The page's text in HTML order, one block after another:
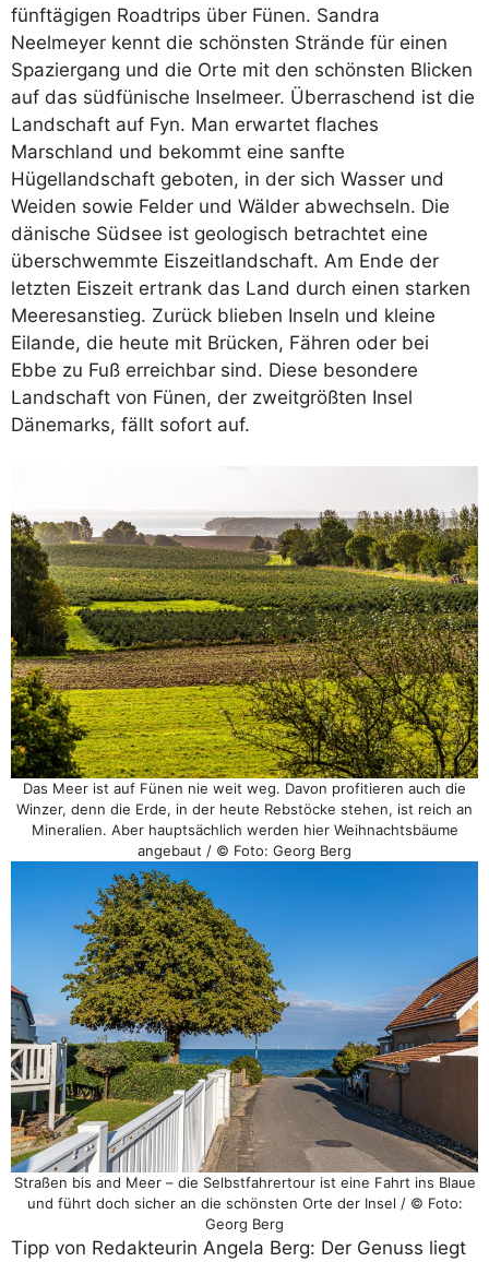
fünftägigen Roadtrips über Fünen. Sandra
Neelmeyer kennt die schönsten Strände für einen
Spaziergang und die Orte mit den schönsten Blicken
auf das südfünische Inselmeer. Überraschend ist die
Landschaft auf Fyn. Man erwartet flaches
Marschland und bekommt eine sanfte
Hügellandschaft geboten, in der sich Wasser und
Weiden sowie Felder und Wälder abwechseln. Die
dänische Südsee ist geologisch betrachtet eine
überschwemmte Eiszeitlandschaft. Am Ende der
letzten Eiszeit ertrank das Land durch einen starken
Meeresanstieg. Zurück blieben Inseln und kleine
Eilande, die heute mit Brücken, Fähren oder bei
Ebbe zu Fuß erreichbar sind. Diese besondere
Landschaft von Fünen, der zweitgrößten Insel
Dänemarks, fällt sofort auf.
Das Meer ist auf Fünen nie weit weg. Davon profitieren auch die
Winzer, denn die Erde, in der heute Rebstöcke stehen, ist reich an
Mineralien. Aber hauptsächlich werden hier Weihnachtsbäume
angebaut / © Foto: Georg Berg
Straßen bis and Meer – die Selbstfahrertour ist eine Fahrt ins Blaue
und führt doch sicher an die schönsten Orte der Insel / © Foto:
Georg Berg
Tipp von Redakteurin Angela Berg: Der Genuss liegt